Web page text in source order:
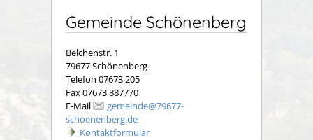
Gemeinde Schönenberg
Belchenstr. 1
79677 Schönenberg
Telefon 07673 205
Fax 07673 887770
E-Mail
gemeinde@79677-
schoenenberg.de
Kontaktformular